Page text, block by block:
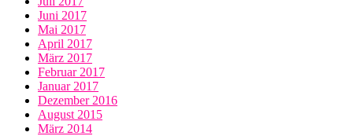
Juni 2017
Mai 2017
April 2017
März 2017
Februar 2017
Januar 2017
Dezember 2016
August 2015
März 2014